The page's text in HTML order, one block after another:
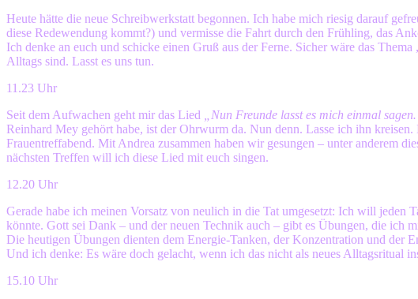
Heute hätte die neue Schreibwerkstatt begonnen. Ich habe mich riesig darauf
diese Redewendung kommt?) und vermisse die Fahrt durch den Frühling, das
Ich denke an euch und schicke einen Gruß aus der Ferne. Sicher wäre das
Alltags sind. Lasst es uns tun.
11.23 Uhr
Seit dem Aufwachen geht mir das Lied
„Nun Freunde lasst es mich einmal
Reinhard Mey gehört habe, ist der Ohrwurm da. Nun denn. Lasse ich ihn
Frauentreffabend. Mit Andrea zusammen haben wir gesungen – unter anderem
nächsten Treffen will ich diese Lied mit euch singen.
12.20 Uhr
Gerade habe ich meinen Vorsatz von neulich in die Tat umgesetzt: Ich will jeden
könnte. Gott sei Dank – und der neuen Technik auch – gibt es Übungen, die ich
Die heutigen Übungen dienten dem Energie-Tanken, der Konzentration und der
Und ich denke: Es wäre doch gelacht, wenn ich das nicht als neues Alltagsritual
15.10 Uhr